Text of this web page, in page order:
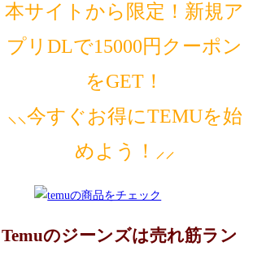
本サイトから限定！新規ア
プリDLで15000円クーポン
をGET！
⸜⸜今すぐお得にTEMUを始
めよう！⸝⸝
Temuのジーンズは売れ筋ラン